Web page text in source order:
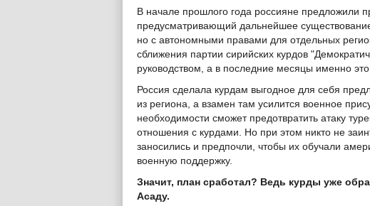
В начале прошлого года россияне предложили
предусматривающий дальнейшее
но с автономными правами для отдельных
сближения партии сирийских курдов
руководством, а в последние месяцы именно
Россия сделала курдам выгодное для себя
из региона, а взамен там усилится военное
необходимости сможет предотвратить атаку
отношения с курдами. Но при этом никто не
заносились и предпочли, чтобы их обучали
военную поддержку.
Значит, план сработал? Ведь курды уже
Асаду.